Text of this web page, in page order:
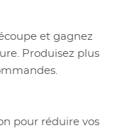
et gagnez
Produisez plus
pour réduire vos